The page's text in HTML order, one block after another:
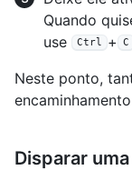
Quando
use
Ctrl + C
Neste ponto,
Disparar